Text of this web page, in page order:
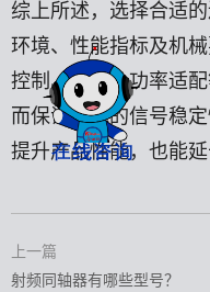
综上所述，选择合适
环境、性能指标及机
控制、频率及功率适
而保证系统的信号稳
提升产品性能，也能
上一篇
射频同轴器有哪些型号？